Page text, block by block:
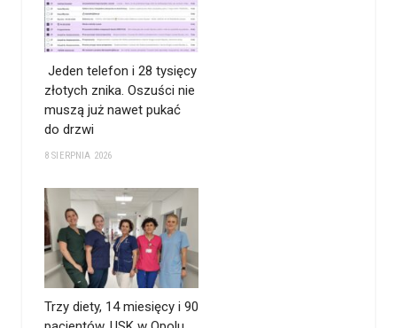
Jeden telefon i 28 tysięcy
złotych znika. Oszuści nie
muszą już nawet pukać
do drzwi
8 SIERPNIA 2026
Trzy diety, 14 miesięcy i 90